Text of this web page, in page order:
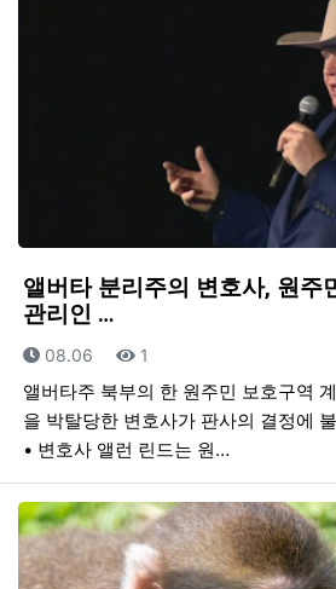
앨버타 분리주의 변호사, 원주
관리인 …
등록일
08.06 조회
1
앨버타주 북부의 한 원주민 보호구역
을 박탈당한 변호사가 판사의 결정에
• 변호사 앨런 린드는 원…